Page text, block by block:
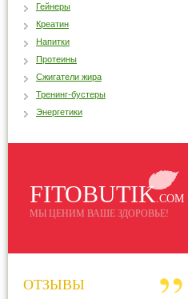
Гейнеры
Креатин
Напитки
Протеины
Сжигатели жира
Тренинг-бустеры
Энергетики
FITOBUTIK.COM
МЫ ЦЕНИМ ВАШЕ ЗДОРОВЬЕ!
ОТЗЫВЫ